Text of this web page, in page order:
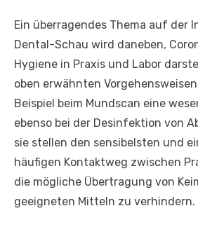
Ein überragendes Thema auf der
Dental-Schau wird daneben,
Hygiene in Praxis und Labor
oben erwähnten
Beispiel beim Mundscan eine
ebenso bei der Desinfektion von
sie stellen den sensibelsten und
häufigen Kontaktweg zwischen
die mögliche Übertragung von
geeigneten Mitteln zu verhindern.